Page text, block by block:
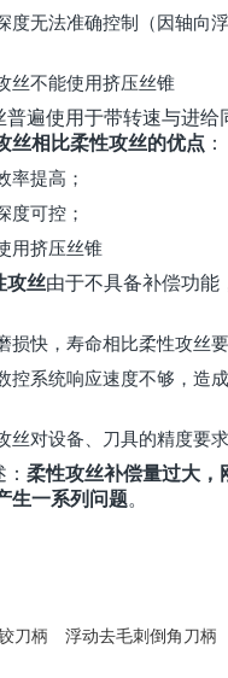
度无法准确控制（因轴向
丝不能使用挤压丝锥
普遍使用于带转速与进给
丝相比柔性攻丝的优点 ：
率提高；
度可控；
用挤压丝锥
攻丝由于不具备补偿功能
损快，寿命相比柔性攻丝要
控系统响应速度不够，造
丝对设备、刀具的精度要求
：柔性攻丝补偿量过大，
生一系列问题。
刀柄 浮动去毛刺倒角刀柄